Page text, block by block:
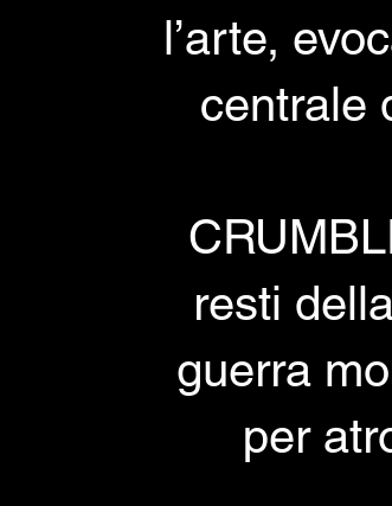
l’arte,
centrale
resti
guerra
per